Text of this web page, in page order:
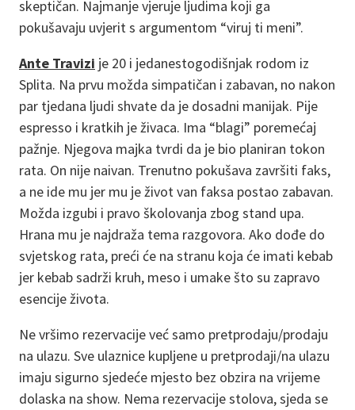
skeptičan. Najmanje vjeruje ljudima koji ga
pokušavaju uvjerit s argumentom “viruj ti meni”.
Ante Travizi je 20 i jedanestogodišnjak rodom iz
Splita. Na prvu možda simpatičan i zabavan, no nakon
par tjedana ljudi shvate da je dosadni manijak. Pije
espresso i kratkih je živaca. Ima “blagi” poremećaj
pažnje. Njegova majka tvrdi da je bio planiran tokon
rata. On nije naivan. Trenutno pokušava završiti faks,
a ne ide mu jer mu je život van faksa postao zabavan.
Možda izgubi i pravo školovanja zbog stand upa.
Hrana mu je najdraža tema razgovora. Ako dođe do
svjetskog rata, preći će na stranu koja će imati kebab
jer kebab sadrži kruh, meso i umake što su zapravo
esencije života.
Ne vršimo rezervacije već samo pretprodaju/prodaju
na ulazu. Sve ulaznice kupljene u pretprodaji/na ulazu
imaju sigurno sjedeće mjesto bez obzira na vrijeme
dolaska na show. Nema rezervacije stolova, sjeda se